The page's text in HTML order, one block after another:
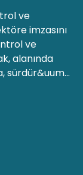
ve
imzasını
ve
alanında
sürdür&uum...